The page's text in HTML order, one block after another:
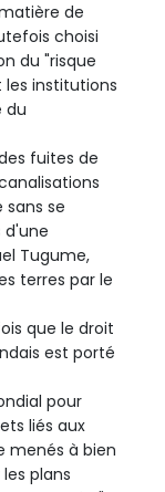
de
choisi
du "risque
institutions
du
fuites de
sans se
d'une
Tugume,
terres par le
que le droit
est porté
pour
liés aux
menés à bien
plans